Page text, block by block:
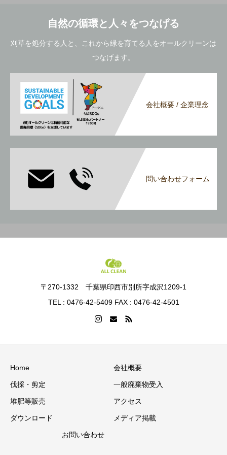
自然の循環と人々をつなげる
刈草を処分する人と、これから緑を育てる人をオールクリーンは
つなげます。
会社概要 / 企業理念
問い合わせフォーム
〒270-1332 千葉県印西市別所字成沢1209-1
TEL : 0476-42-5409 FAX : 0476-42-4501
Home 会社概要
伐採・剪定 一般廃棄物受入
堆肥等販売 アクセス
ダウンロード メディア掲載
お問い合わせ